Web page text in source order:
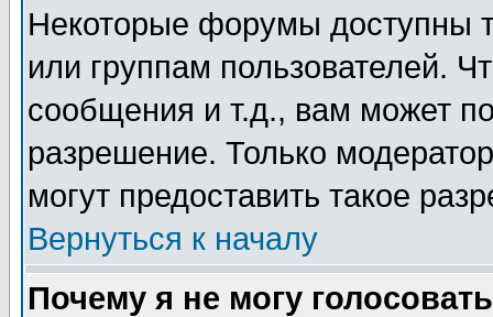
Некоторые форумы доступны
или группам пользователей.
сообщения и т.д., вам может
разрешение. Только
могут предоставить такое
Вернуться к началу
Почему я не могу